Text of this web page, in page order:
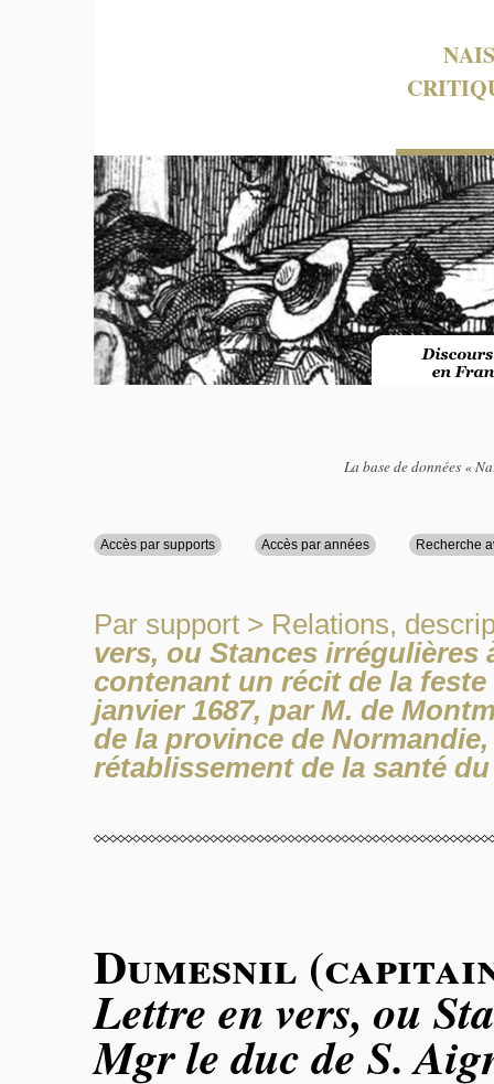
La base de données «
Accès par supports Accès par années Recherche
Par support > Relations,
vers, ou Stances irrégulières
contenant un récit de la
janvier 1687, par M. de
de la province de
rétablissement de la santé
Dumesnil
Lettre en vers, ou
Mgr le duc de S.